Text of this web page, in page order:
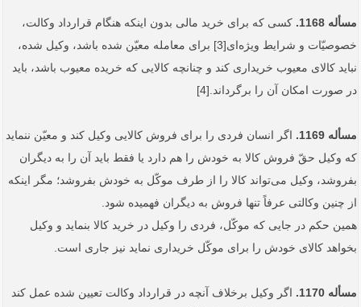
مسأله 1168.
کسی که برای خرید مالی بدون اینکه هنگام قرارداد وکالت،
خصوصیّات و شرایط ویژه‌ای[3] برای معامله معیّن شده باشد، وکیل شده،
نباید کالای معیوب خریداری کند و چنانچه کالایی که خریده معیوب باشد، باید
در صورت امکان آن را برگرداند.[4]
مسأله 1169.
اگر انسان فردی را برای فروش کالایی وکیل کند و معیّن ننماید
که وکیل حقّ فروش کالا به خودش را هم دارد یا فقط باید آن را به دیگران
بفروشد، وکیل می‌تواند کالا را از طرف موکّل به خودش بفروشد؛ مگر اینکه
از چنین وکالتی عرفاً تنها فروش به دیگران فهمیده شود.
همین حکم در جایی که موکّل، فردی را وکیل در خرید کالا بنماید و وکیل
بخواهد کالای خودش را برای موکّل خریداری نماید نیز جاری است.
مسأله 1170.
اگر وکیل برخلاف آنچه در قرارداد وکالت تعیین شده عمل کند